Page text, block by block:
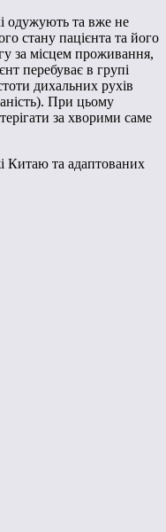
одужують та вже не
стану пацієнта та його
за місцем проживання,
перебуває в групі
дихальних рухів
При цьому
за хворими саме
Китаю та адаптованих